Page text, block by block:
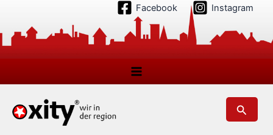
springen
Facebook Instagram
Suchen